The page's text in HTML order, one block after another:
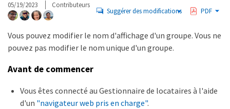
05/19/2023 Contributeurs
Suggérer des modifications PDF
Vous pouvez modifier le nom d'affichage d'un groupe. Vous ne
pouvez pas modifier le nom unique d'un groupe.
Avant de commencer
Vous êtes connecté au Gestionnaire de locataires à l'aide
d'un "navigateur web pris en charge".